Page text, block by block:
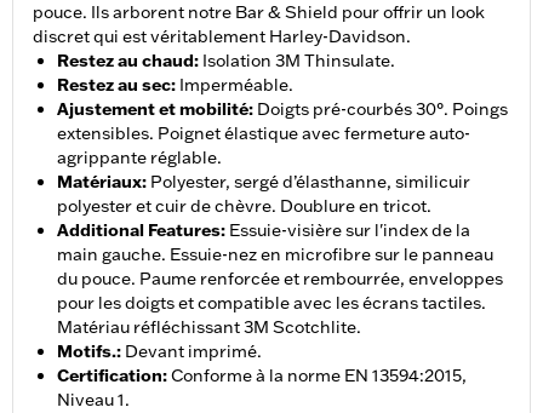
pouce. Ils arborent notre Bar & Shield pour offrir un look
discret qui est véritablement Harley-Davidson.
Restez au chaud: Isolation 3M Thinsulate.
Restez au sec: Imperméable.
Ajustement et mobilité: Doigts pré-courbés 30°. Poings
extensibles. Poignet élastique avec fermeture auto-
agrippante réglable.
Matériaux: Polyester, sergé d’élasthanne, similicuir
polyester et cuir de chèvre. Doublure en tricot.
Additional Features: Essuie-visière sur l'index de la
main gauche. Essuie-nez en microfibre sur le panneau
du pouce. Paume renforcée et rembourrée, enveloppes
pour les doigts et compatible avec les écrans tactiles.
Matériau réfléchissant 3M Scotchlite.
Motifs.: Devant imprimé.
Certification:Conforme à la norme EN 13594:2015,
Niveau 1.